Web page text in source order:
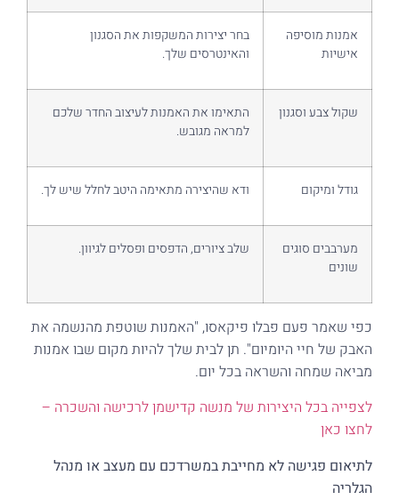
אמנות מוסיפה
אישיות
בחר יצירות המשקפות את הסגנון
והאינטרסים שלך.
שקול צבע וסגנון
התאימו את האמנות לעיצוב החדר שלכם
למראה מגובש.
גודל ומיקום ודא שהיצירה מתאימה היטב לחלל שיש לך.
מערבבים סוגים
שונים
שלב ציורים, הדפסים ופסלים לגיוון.
כפי שאמר פעם פבלו פיקאסו, "האמנות שוטפת מהנשמה את
האבק של חיי היומיום". תן לבית שלך להיות מקום שבו אמנות
מביאה שמחה והשראה בכל יום.
לצפייה בכל היצירות של מנשה קדישמן לרכישה והשכרה –
לחצו כאן
לתיאום פגישה לא מחייבת במשרדכם עם מעצב או מנהל
הגלריה